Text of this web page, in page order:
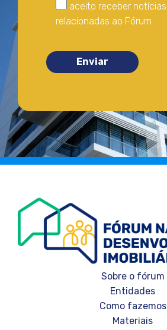
aceito receber notícias
relacionadas ao Fórum
Sobre o fórum
Entidades
Como fazemos
Materiais